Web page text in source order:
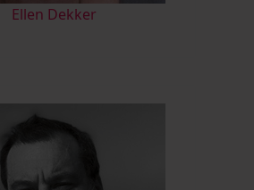
Ellen Dekker